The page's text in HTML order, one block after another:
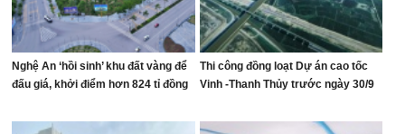
Nghệ An ‘hồi sinh’ khu đất vàng để
đấu giá, khởi điểm hơn 824 tỉ đồng
Thi công đồng loạt Dự án cao tốc
Vinh -Thanh Thủy trước ngày 30/9